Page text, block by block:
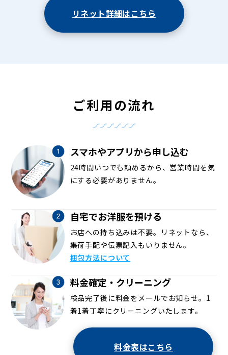
リネット詳細はこちら
ご利用の流れ
スマホやアプリから申し込む
24時間いつでも頼めるから、営業時間を気
にする必要がありません。
自宅でお洋服を預ける
お店への持ち込みは不要。リネットなら、
集荷手配や伝票記入もいりません。
梱包方法について
料金確定・クリーニング
検品完了後に料金をメールでお知らせ。1
着1着丁寧にクリーニングいたします。
料金表はこちら